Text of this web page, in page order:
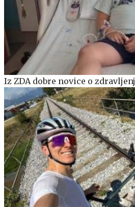
Iz ZDA dobre novice o